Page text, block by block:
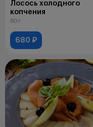
Лосось холодного
копчения
80 г
680 ₽